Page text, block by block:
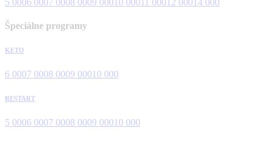
Špeciálne programy
KETO
6 0007 0008 0009 00010 000
RESTART
5 0006 0007 0008 0009 00010 000